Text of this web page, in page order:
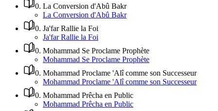
0. La Conversion d'Abû Bakr
La Conversion d'Abû Bakr
0. Ja'far Rallie la Foi
Ja'far Rallie la Foi
0. Mohammad Se Proclame Prophète
Mohammad Se Proclame Prophète
0. Mohammad Proclame 'Alî comme son Successeur
Mohammad Proclame 'Alî comme son Successeur
0. Mohammad Prêcha en Public
Mohammad Prêcha en Public